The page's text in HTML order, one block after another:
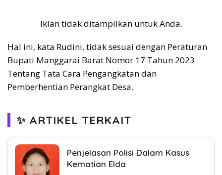
Iklan tidak ditampilkan untuk Anda.
Hal ini, kata Rudini, tidak sesuai dengan Peraturan
Bupati Manggarai Barat Nomor 17 Tahun 2023
Tentang Tata Cara Pengangkatan dan
Pemberhentian Perangkat Desa.
✨ ARTIKEL TERKAIT
Penjelasan Polisi Dalam Kasus
Kematian Elda